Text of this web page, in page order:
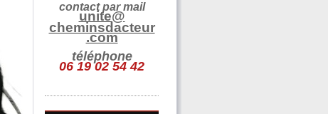
contact par mail
unite@
cheminsdacteur
.com
téléphone
06 19 02 54 42